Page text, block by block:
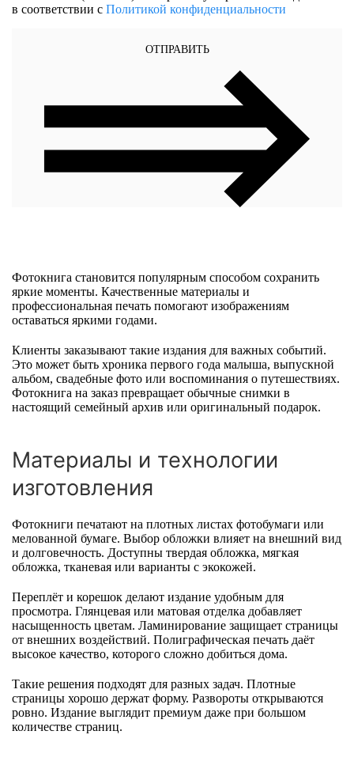
в соответствии с Политикой конфиденциальности
ОТПРАВИТЬ
Фотокнига становится популярным способом сохранить
яркие моменты. Качественные материалы и
профессиональная печать помогают изображениям
оставаться яркими годами.
Клиенты заказывают такие издания для важных событий.
Это может быть хроника первого года малыша, выпускной
альбом, свадебные фото или воспоминания о путешествиях.
Фотокнига на заказ превращает обычные снимки в
настоящий семейный архив или оригинальный подарок.
Материалы и технологии
изготовления
Фотокниги печатают на плотных листах фотобумаги или
мелованной бумаге. Выбор обложки влияет на внешний вид
и долговечность. Доступны твердая обложка, мягкая
обложка, тканевая или варианты с экокожей.
Переплёт и корешок делают издание удобным для
просмотра. Глянцевая или матовая отделка добавляет
насыщенность цветам. Ламинирование защищает страницы
от внешних воздействий. Полиграфическая печать даёт
высокое качество, которого сложно добиться дома.
Такие решения подходят для разных задач. Плотные
страницы хорошо держат форму. Развороты открываются
ровно. Издание выглядит премиум даже при большом
количестве страниц.